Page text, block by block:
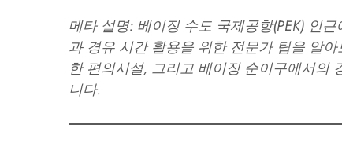
메타 설명: 베이징 수도 국제공항(PEK) 인
과 경유 시간 활용을 위한 전문가 팁을 알
한 편의시설, 그리고 베이징 순이구에서의
니다.